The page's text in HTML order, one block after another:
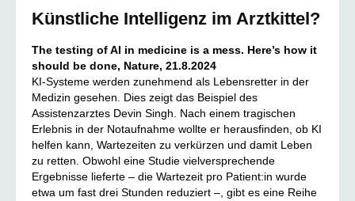
Künstliche Intelligenz im Arztkittel?
The testing of AI in medicine is a mess. Here’s how it
should be done, Nature, 21.8.2024
KI-Systeme werden zunehmend als Lebensretter in der
Medizin gesehen. Dies zeigt das Beispiel des
Assistenzarztes Devin Singh. Nach einem tragischen
Erlebnis in der Notaufnahme wollte er herausfinden, ob KI
helfen kann, Wartezeiten zu verkürzen und damit Leben
zu retten. Obwohl eine Studie vielversprechende
Ergebnisse lieferte – die Wartezeit pro Patient:in wurde
etwa um fast drei Stunden reduziert –, gibt es eine Reihe